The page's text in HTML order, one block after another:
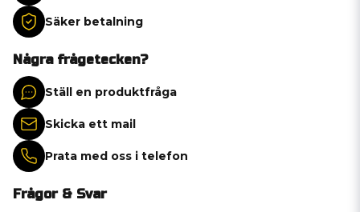
Säker betalning
Några frågetecken?
Ställ en produktfråga
Skicka ett mail
Prata med oss i telefon
Frågor & Svar